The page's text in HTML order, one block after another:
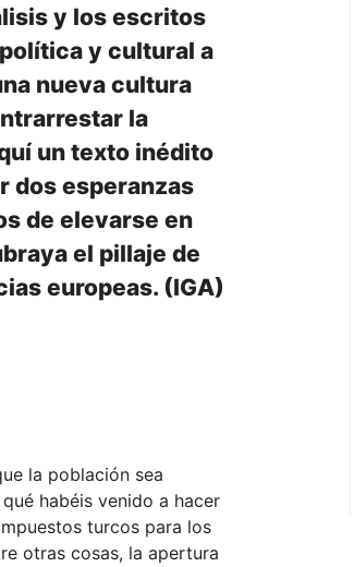
y los escritos
y cultural a
nueva cultura
la
un texto inédito
dos esperanzas
de elevarse en
el pillaje de
europeas. (IGA)
la población sea
habéis venido a hacer
turcos para los
otras cosas, la apertura